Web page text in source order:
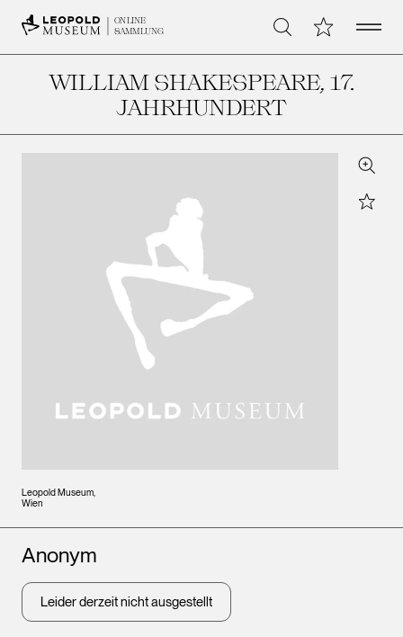
ONLINE
SAMMLUNG
Suche Meine Open
WILLIAM SHAKESPEARE, 17.
JAHRHUNDERT
Leopold Museum,
Wien
Zoom
Star
Künstler*innen
Anonym
Leider derzeit nicht ausgestellt